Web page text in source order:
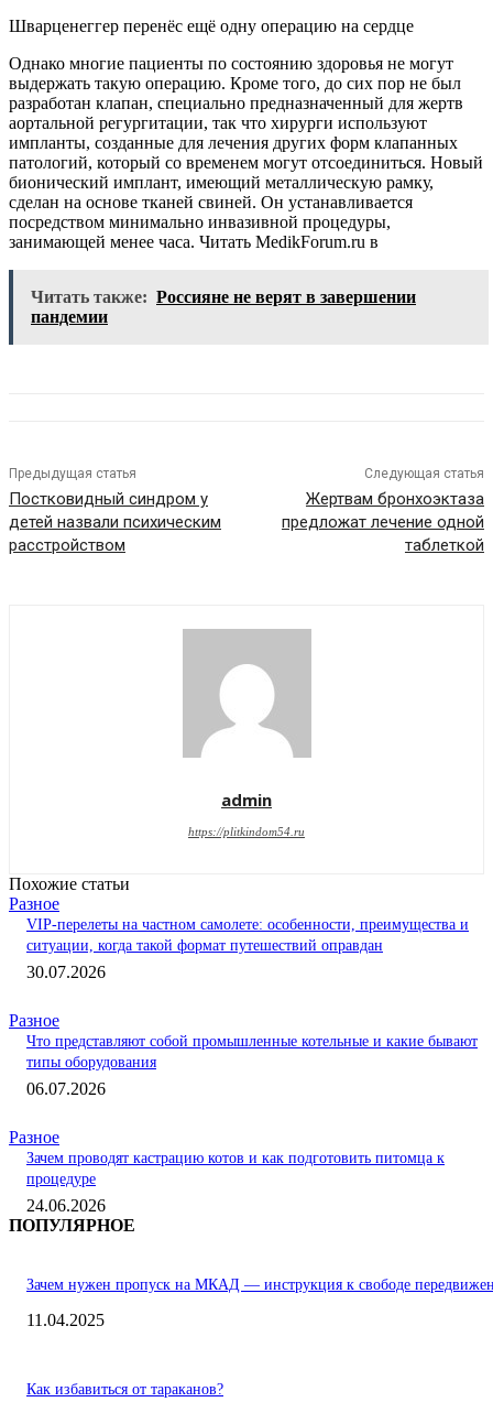
Шварценеггер перенёс ещё одну операцию на сердце
Однако многие пациенты по состоянию здоровья не могут
выдержать такую операцию. Кроме того, до сих пор не был
разработан клапан, специально предназначенный для жертв
аортальной регургитации, так что хирурги используют
импланты, созданные для лечения других форм клапанных
патологий, который со временем могут отсоединиться. Новый
бионический имплант, имеющий металлическую рамку,
сделан на основе тканей свиней. Он устанавливается
посредством минимально инвазивной процедуры,
занимающей менее часа. Читать MedikForum.ru в
Читать также: Россияне не верят в завершении
пандемии
Предыдущая статья
Постковидный синдром у
детей назвали психическим
расстройством
Следующая статья
Жертвам бронхоэктаза
предложат лечение одной
таблеткой
admin
https://plitkindom54.ru
Похожие статьи
Разное
VIP-перелеты на частном самолете: особенности, преимущества и
ситуации, когда такой формат путешествий оправдан
30.07.2026
Разное
Что представляют собой промышленные котельные и какие бывают
типы оборудования
06.07.2026
Разное
Зачем проводят кастрацию котов и как подготовить питомца к
процедуре
24.06.2026
ПОПУЛЯРНОЕ
Зачем нужен пропуск на МКАД — инструкция к свободе
11.04.2025
Как избавиться от тараканов?